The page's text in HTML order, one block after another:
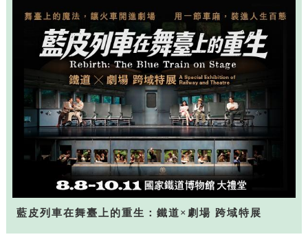
藍皮列車在舞臺上的重生：鐵道×劇場 跨域特展